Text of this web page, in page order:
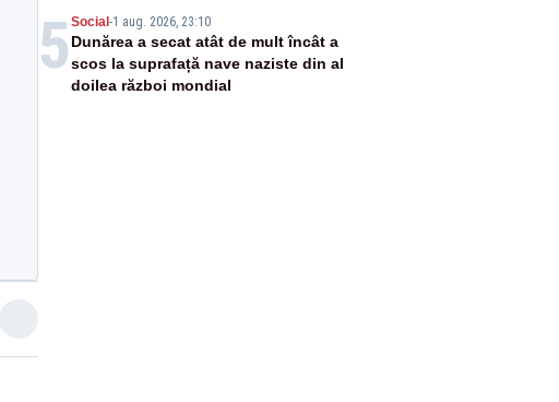
5 Social -1 aug. 2026, 23:10
Dunărea a secat atât de mult încât a
scos la suprafață nave naziste din al
doilea război mondial